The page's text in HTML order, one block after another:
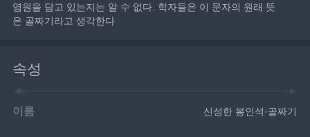
염원을 담고 있는지는 알 수 없다. 학자들은 이 문자의 원래 뜻
은 골짜기라고 생각한다
속성
이름 신성한 봉인석·골짜기